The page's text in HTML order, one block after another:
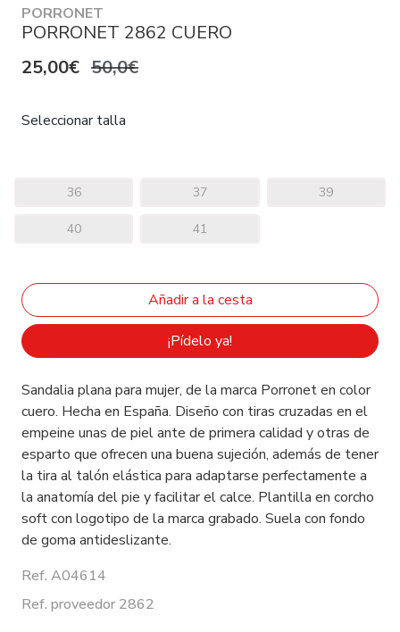
PORRONET
PORRONET 2862 CUERO
25,00€ 50,0€
Seleccionar talla
36 37 39
40 41
¡Pídelo ya!
Sandalia plana para mujer, de la marca Porronet en color
cuero. Hecha en España. Diseño con tiras cruzadas en el
empeine unas de piel ante de primera calidad y otras de
esparto que ofrecen una buena sujeción, además de tener
la tira al talón elástica para adaptarse perfectamente a
la anatomía del pie y facilitar el calce. Plantilla en corcho
soft con logotipo de la marca grabado. Suela con fondo
de goma antideslizante.
Ref. A04614
Ref. proveedor 2862